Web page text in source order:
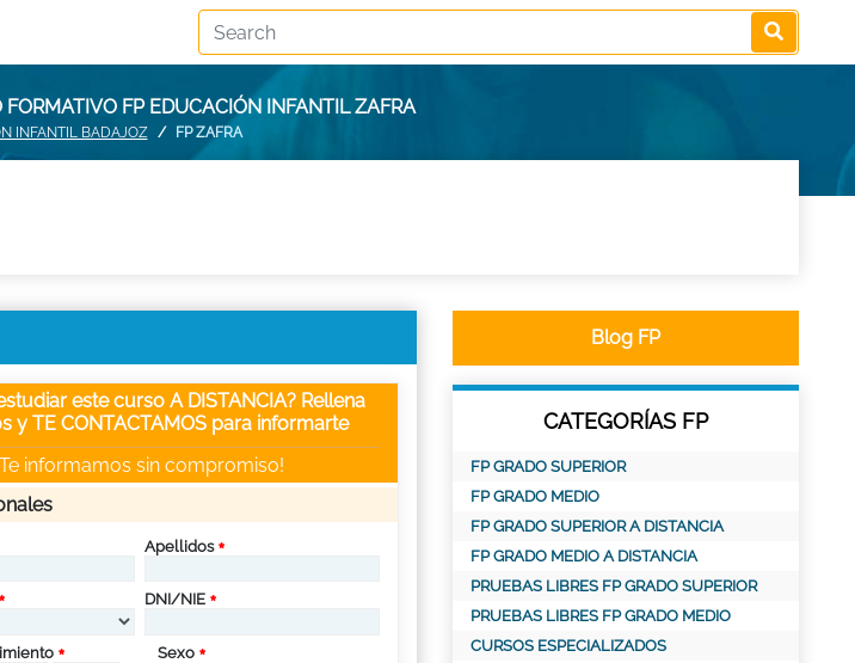
FP EDUCACIÓN INFANTIL ZAFRA
INFANTIL BADAJOZ FP ZAFRA
este curso A DISTANCIA? Rellena
y TE CONTACTAMOS para informarte
informamos sin compromiso!
Apellidos
DNI/NIE
Sexo
Blog FP
CATEGORÍAS FP
FP GRADO SUPERIOR
FP GRADO MEDIO
FP GRADO SUPERIOR A DISTANCIA
FP GRADO MEDIO A DISTANCIA
PRUEBAS LIBRES FP GRADO SUPERIOR
PRUEBAS LIBRES FP GRADO MEDIO
CURSOS ESPECIALIZADOS